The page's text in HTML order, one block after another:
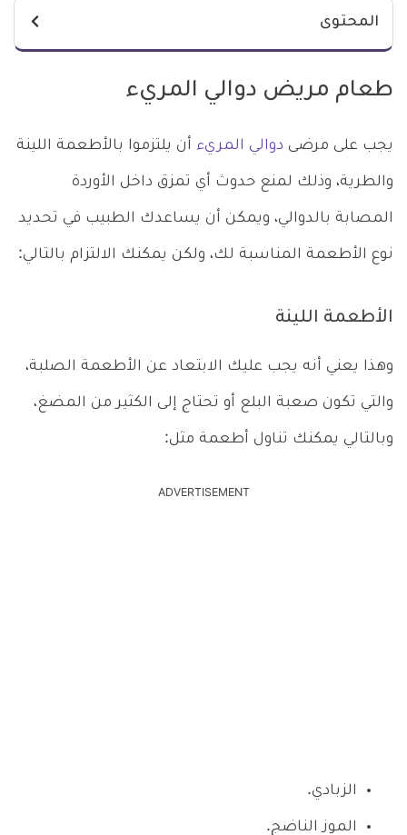
المحتوى
طعام مريض دوالي المريء
يجب على مرضى دوالي المريء أن يلتزموا بالأطعمة اللينة
والطرية، وذلك لمنع حدوث أي تمزق داخل الأوردة
المصابة بالدوالي، ويمكن أن يساعدك الطبيب في تحديد
نوع الأطعمة المناسبة لك، ولكن يمكنك الالتزام بالتالي:
الأطعمة اللينة
وهذا يعني أنه يجب عليك الابتعاد عن الأطعمة الصلبة،
والتي تكون صعبة البلع أو تحتاج إلى الكثير من المضغ،
وبالتالي يمكنك تناول أطعمة مثل:
ADVERTISEMENT
الزبادي.
الموز الناضج.